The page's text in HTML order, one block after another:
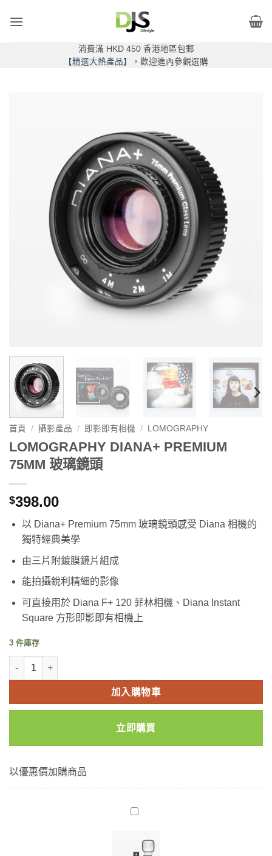
消費滿 HKD 450 香港地區包郵
【精選大熱產品】
，歡迎進內參觀選購
首頁 / 攝影產品 / 即影即有相機 / LOMOGRAPHY
LOMOGRAPHY DIANA+ PREMIUM
75MM 玻璃鏡頭
$398.00
以 Diana+ Premium 75mm 玻璃鏡頭感受 Diana 相機的
獨特經典美學
由三片附鍍膜鏡片組成
能拍攝銳利精細的影像
可直接用於 Diana F+ 120 菲林相機、Diana Instant
Square 方形即影即有相機上
3 件庫存
LOMOGRAPHY DIANA+ PREMIUM 75MM 玻璃鏡頭 數量
加入購物車
立即購買
以優惠價加購商品